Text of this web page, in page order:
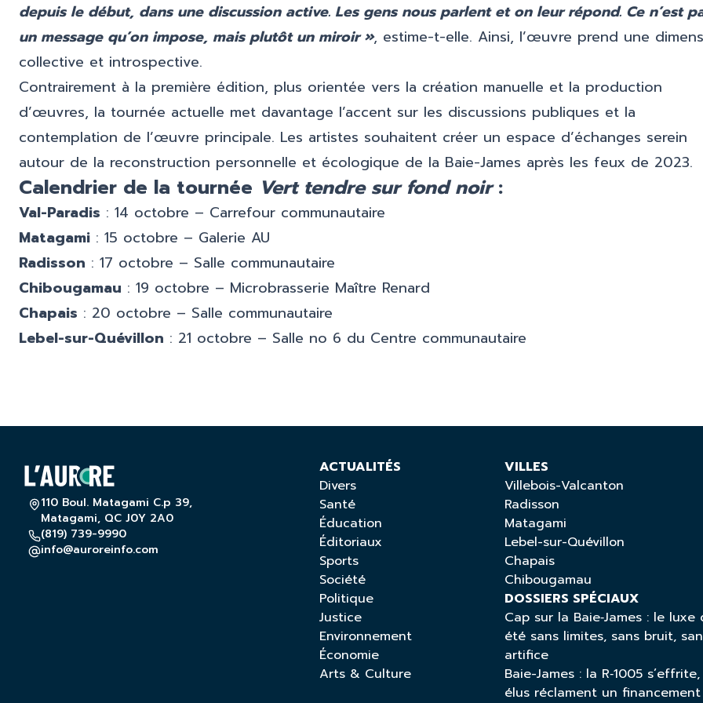
depuis le début, dans une discussion active. Les gens nous parlent et on leur répond. Ce n’est
un message qu’on impose, mais plutôt un miroir », estime-t-elle. Ainsi, l’œuvre prend une
collective et introspective.
Contrairement à la première édition, plus orientée vers la création manuelle et la production
d’œuvres, la tournée actuelle met davantage l’accent sur les discussions publiques et la
contemplation de l’œuvre principale. Les artistes souhaitent créer un espace d’échanges serein
autour de la reconstruction personnelle et écologique de la Baie-James après les feux de 2023.
Calendrier de la tournée Vert tendre sur fond noir:
Val-Paradis : 14 octobre – Carrefour communautaire
Matagami : 15 octobre – Galerie AU
Radisson : 17 octobre – Salle communautaire
Chibougamau : 19 octobre – Microbrasserie Maître Renard
Chapais : 20 octobre – Salle communautaire
Lebel-sur-Quévillon : 21 octobre – Salle no 6 du Centre communautaire
110 Boul. Matagami C.p 39,
Matagami, QC J0Y 2A0
(819) 739-9990
info@auroreinfo.com
ACTUALITÉS
Divers
Santé
Éducation
Éditoriaux
Sports
Société
Politique
Justice
Environnement
Économie
Arts & Culture
VILLES
Villebois-Valcanton
Radisson
Matagami
Lebel-sur-Quévillon
Chapais
Chibougamau
DOSSIERS SPÉCIAUX
Cap sur la Baie‑James : le luxe
été sans limites, sans bruit,
artifice
Baie-James : la R‑1005
élus réclament un financement